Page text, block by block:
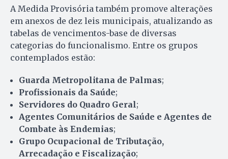
A Medida Provisória também promove alterações
em anexos de dez leis municipais, atualizando as
tabelas de vencimentos-base de diversas
categorias do funcionalismo. Entre os grupos
contemplados estão:
Guarda Metropolitana de Palmas;
Profissionais da Saúde;
Servidores do Quadro Geral;
Agentes Comunitários de Saúde e Agentes de
Combate às Endemias;
Grupo Ocupacional de Tributação,
Arrecadação e Fiscalização;